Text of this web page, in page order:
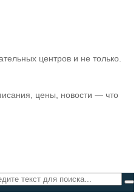
центров и не только.
цены, новости — что